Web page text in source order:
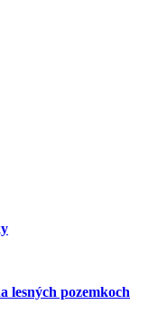
lesných pozemkoch